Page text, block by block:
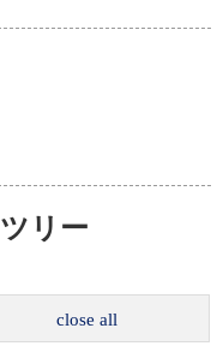
リー
close all